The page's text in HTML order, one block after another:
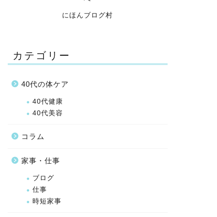
にほんブログ村
カテゴリー
40代の体ケア
40代健康
40代美容
コラム
家事・仕事
ブログ
仕事
時短家事